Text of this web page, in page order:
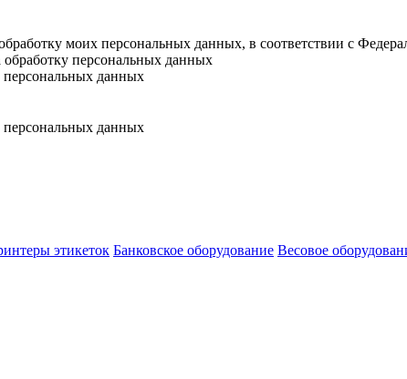
моих персональных данных, в соответствии с
персональных данных
данных
данных
этикеток Банковское оборудование Весовое